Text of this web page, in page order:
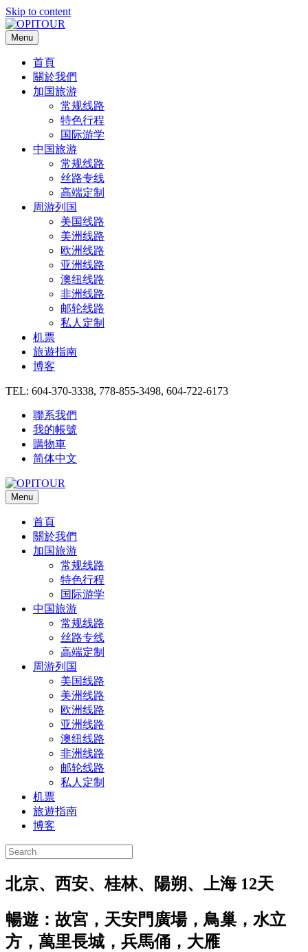
Skip to content
Menu
首頁
關於我們
加国旅游
常规线路
特色行程
国际游学
中国旅游
常规线路
丝路专线
高端定制
周游列国
美国线路
美洲线路
欧洲线路
亚洲线路
澳纽线路
非洲线路
邮轮线路
私人定制
机票
旅遊指南
博客
TEL: 604-370-3338, 778-855-3498, 604-722-6173
聯系我們
我的帳號
購物車
简体中文
Menu
首頁
關於我們
加国旅游
常规线路
特色行程
国际游学
中国旅游
常规线路
丝路专线
高端定制
周游列国
美国线路
美洲线路
欧洲线路
亚洲线路
澳纽线路
非洲线路
邮轮线路
私人定制
机票
旅遊指南
博客
北京、西安、桂林、陽朔、上海 12天
暢遊： 故宮，天安門廣場，鳥巢，水立
方，萬里長城，兵馬俑，大雁